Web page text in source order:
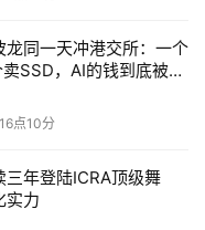
护压力持续上升。
节点，但天然形成
客户而言，跨域管
加运维复杂度，尤
龙同一天冲港交所：一个
SSD，AI的钱到底被谁
点10分
三年登陆ICRA顶级舞
实力